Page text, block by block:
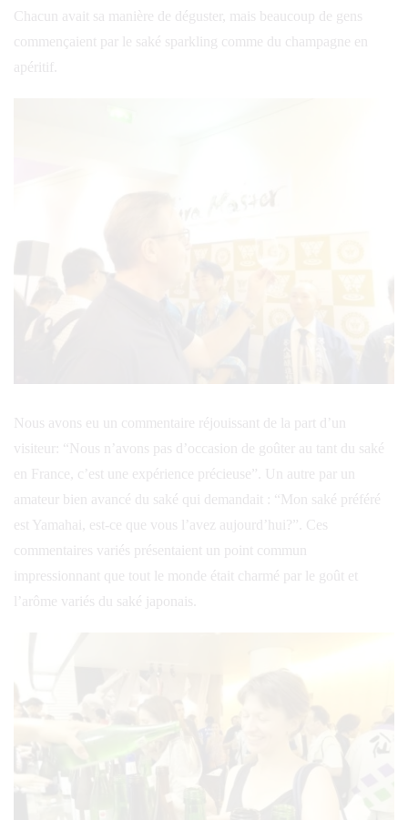
Chacun avait sa manière de déguster, mais beaucoup de gens
commençaient par le saké sparkling comme du champagne en
apéritif.
Nous avons eu un commentaire réjouissant de la part d’un
visiteur: “Nous n’avons pas d’occasion de goûter au tant du saké
en France, c’est une expérience précieuse”. Un autre par un
amateur bien avancé du saké qui demandait : “Mon saké préféré
est Yamahai, est-ce que vous l’avez aujourd’hui?”. Ces
commentaires variés présentaient un point commun
impressionnant que tout le monde était charmé par le goût et
l’arôme variés du saké japonais.